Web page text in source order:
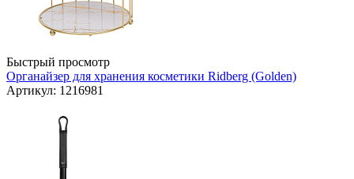
Быстрый просмотр
Органайзер для хранения косметики Ridberg (Golden)
Артикул: 1216981